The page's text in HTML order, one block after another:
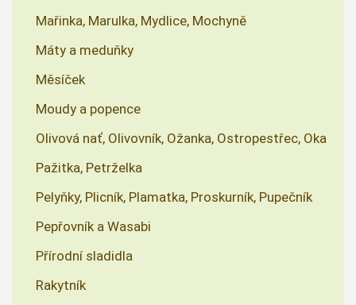
Mařinka, Marulka, Mydlice, Mochyně
Máty a meduňky
Měsíček
Moudy a popence
Olivová nať, Olivovník, Ožanka, Ostropestřec, Oka
Pažitka, Petrželka
Pelyňky, Plicník, Plamatka, Proskurník, Pupečník
Pepřovník a Wasabi
Přírodní sladidla
Rakytník